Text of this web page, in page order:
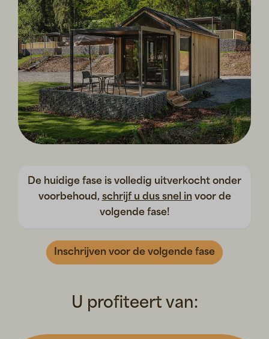
De huidige fase is volledig uitverkocht onder
voorbehoud, schrijf u dus snel in voor de
volgende fase!
Inschrijven voor de volgende fase
U profiteert van: